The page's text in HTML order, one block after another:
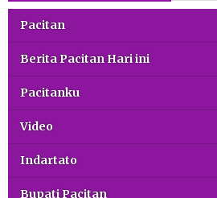
Pacitan
Berita Pacitan Hari ini
Pacitanku
Video
Indartato
Bupati Pacitan